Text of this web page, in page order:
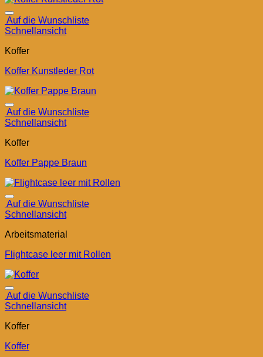
Auf die Wunschliste
Schnellansicht
Koffer
Koffer Kunstleder Rot
Auf die Wunschliste
Schnellansicht
Koffer
Koffer Pappe Braun
Auf die Wunschliste
Schnellansicht
Arbeitsmaterial
Flightcase leer mit Rollen
Auf die Wunschliste
Schnellansicht
Koffer
Koffer